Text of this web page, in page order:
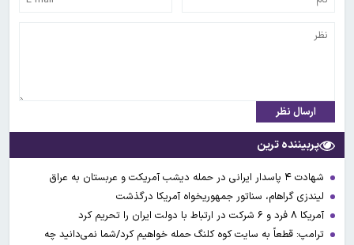
ارسال نظر
پربیننده ترین
شهادت ۴ پاسدار ایرانی در حمله دیشب آمریکت و عربستان به عراق
لیندزی گراهام، سناتور جمهوریخواه آمریکا درگذشت
آمریکا ۸ فرد و ۶ شرکت در ارتباط با دولت ایران را تحریم کرد
ترامپ: قطعاً به سایت کوه کلنگ حمله خواهیم کرد/شما نمی‌دانید چه